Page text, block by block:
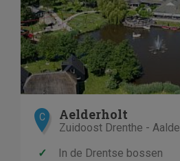
C Aelderholt
Zuidoost Drenthe -
✓
In de Drentse bossen